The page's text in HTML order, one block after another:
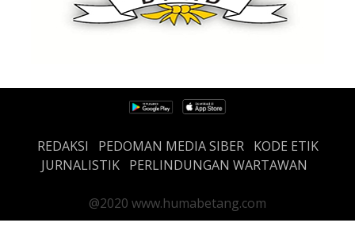
REDAKSI PEDOMAN MEDIA SIBER
KODE ETIK
JURNALISTIK PERLINDUNGAN WARTAWAN
@2020 www.humabetang.com